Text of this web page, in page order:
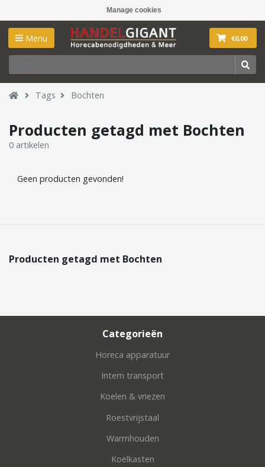
Manage cookies
Menu €0,00
Tags Bochten
Producten getagd met Bochten
0 artikelen
Geen producten gevonden!
Producten getagd met Bochten
Categorieën
Horeca apparatuur
Intern transport
Koelen & vriezen
Roestvrijstaal
Warmhouden
Koelkasten